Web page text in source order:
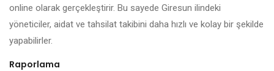
online olarak gerçekleştirir. Bu sayede Giresun ilindeki
yöneticiler, aidat ve tahsilat takibini daha hızlı ve kolay bir şekilde
yapabilirler.
Raporlama